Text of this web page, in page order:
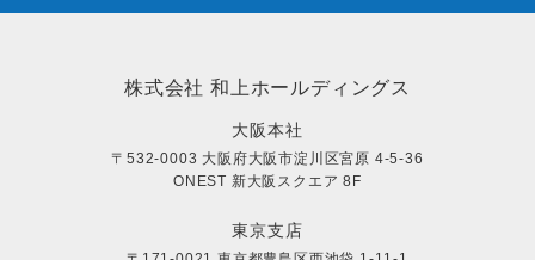
株式会社 和上ホールディングス
大阪本社
〒532-0003 大阪府大阪市淀川区宮原 4-5-36
ONEST 新大阪スクエア 8F
東京支店